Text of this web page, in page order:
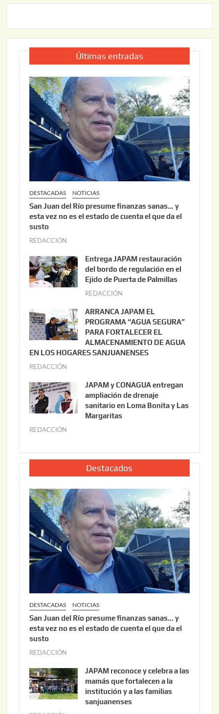
Últimas entradas
DESTACADAS NOTICIAS
San Juan del Río presume finanzas sanas… y
esta vez no es el estado de cuenta el que da el
susto
REDACCIÓN
o
s
t
3
,
2
0
Entrega JAPAM restauración
del bordo de regulación en el
Ejido de Puerta de Palmillas
REDACCIÓN
i
o
2
2
0
ARRANCA JAPAM EL
PROGRAMA “AGUA SEGURA”
PARA FORTALECER EL
ALMACENAMIENTO DE AGUA
EN LOS HOGARES SANJUANENSES
REDACCIÓN
l
i
o
,
0
2
6
JAPAM y CONAGUA entregan
ampliación de drenaje
sanitario en Loma Bonita y Las
Margaritas
REDACCIÓN
l
o
2
2
,
2
6
Destacados
DESTACADAS NOTICIAS
San Juan del Río presume finanzas sanas… y
esta vez no es el estado de cuenta el que da el
susto
REDACCIÓN
o
s
t
JAPAM reconoce y celebra a las
mamás que fortalecen a la
institución y a las familias
sanjuanenses